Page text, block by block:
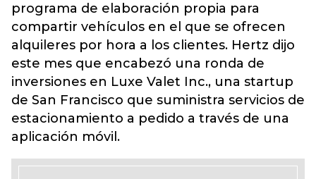
programa de elaboración propia para
compartir vehículos en el que se ofrecen
alquileres por hora a los clientes. Hertz dijo
este mes que encabezó una ronda de
inversiones en Luxe Valet Inc., una startup
de San Francisco que suministra servicios de
estacionamiento a pedido a través de una
aplicación móvil.